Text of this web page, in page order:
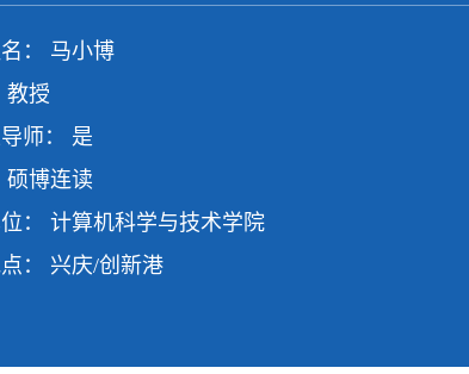
： 马小博
教授
师： 是
硕博连读
： 计算机科学与技术学院
： 兴庆/创新港